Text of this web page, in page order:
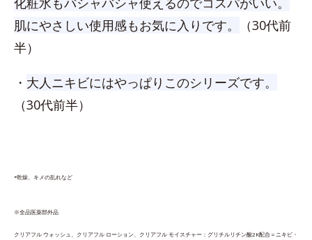
肌にやさしい使用感もお気に入りです。
（30代前
半）
・ 大人ニキビにはやっぱりこのシリーズです。
（30代前半）
*乾燥、キメの乱れなど
※全品医薬部外品
クリアフル ウォッシュ、​クリアフル ローション、クリアフル モイスチャー：グリチルリチン酸2K配合＝ニキビ・